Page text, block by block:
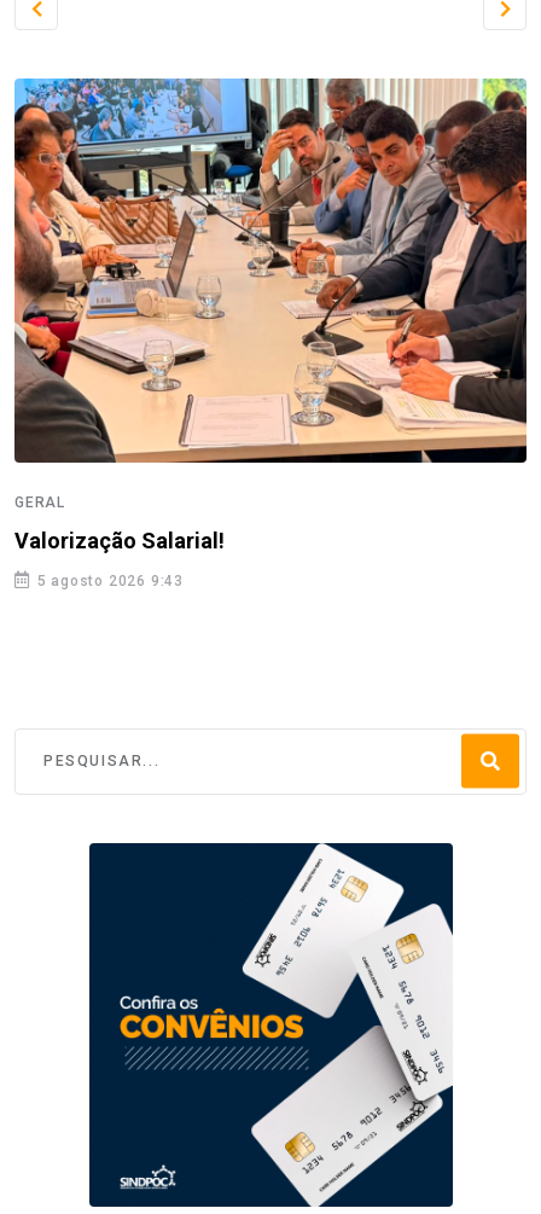
GERAL
Valorização Salarial!
5 agosto 2026 9:43